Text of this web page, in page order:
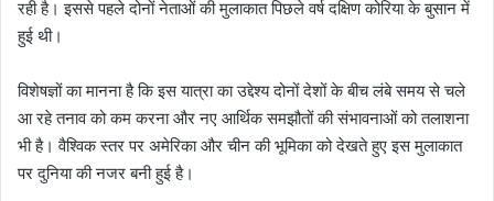
रही है। इससे पहले दोनों नेताओं की मुलाकात पिछले वर्ष दक्षिण कोरिया के बुसान में
हुई थी।
विशेषज्ञों का मानना है कि इस यात्रा का उद्देश्य दोनों देशों के बीच लंबे समय से चले
आ रहे तनाव को कम करना और नए आर्थिक समझौतों की संभावनाओं को तलाशना
भी है। वैश्विक स्तर पर अमेरिका और चीन की भूमिका को देखते हुए इस मुलाकात
पर दुनिया की नजर बनी हुई है।